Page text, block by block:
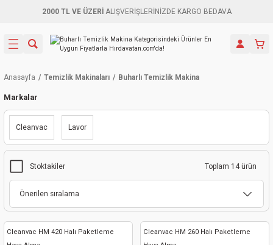
2000 TL VE ÜZERİALIŞVERİŞLERİNİZDE KARGO BEDAVA
Geri Dön
Geri Dön
Mak.
Sık
Vidalamalar
Geri Dön
Geri Dön
Geri Dön
Geri Dön
Geri Dön
Yağ.
Anasayfa Temizlik Makinaları Buharlı Temizlik Makina
Markalar
Cleanvac Lavor
Stoktakiler Toplam 14 ürün
Cleanvac HM 420 Halı Paketleme
Cleanvac HM 260 Halı Paketleme